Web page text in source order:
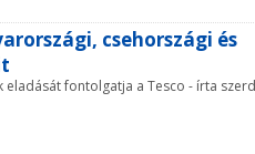
csehországi és
eladását fontolgatja a Tesco - írta